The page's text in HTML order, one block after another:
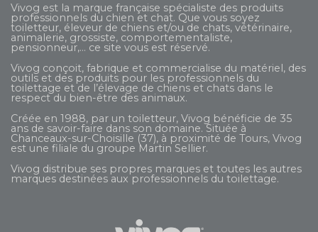
Vivog est la marque française spécialiste des produits
professionnels du chien et chat. Que vous soyez
toiletteur, éleveur de chiens et/ou de chats, vétérinaire,
animalerie, grossiste, comportementaliste,
pensionneur,... ce site vous est réservé.
Vivog conçoit, fabrique et commercialise du matériel, des
outils et des produits pour les professionnels du
toilettage et de l’élevage de chiens et chats dans le
respect du bien-être des animaux.
Créée en 1988, par un toiletteur, Vivog bénéficie de 35
ans de savoir-faire dans son domaine. Située à
Chanceaux-sur-Choisille (37), à proximité de Tours, Vivog
est une filiale du groupe Martin Sellier.
Vivog distribue ses propres marques et toutes les autres
marques destinées aux professionnels du toilettage.